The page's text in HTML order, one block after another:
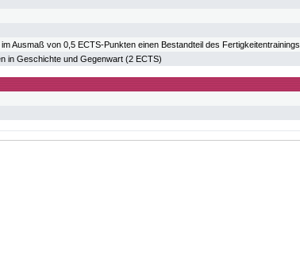
Ausmaß von 0,5 ECTS-Punkten einen Bestandteil des
in Geschichte und Gegenwart (2 ECTS)